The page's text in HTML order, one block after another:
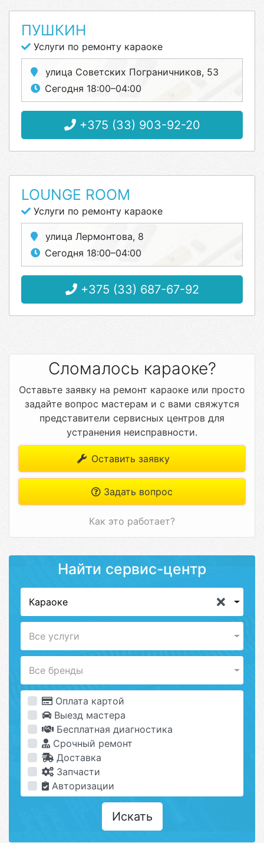
ПУШКИН
Услуги по ремонту караоке
улица Советских Пограничников, 53
Сегодня 18:00–04:00
+375 (33) 903-92-20
LOUNGE ROOM
Услуги по ремонту караоке
улица Лермонтова, 8
Сегодня 18:00–04:00
+375 (33) 687-67-92
Сломалось караоке?
Оставьте заявку на ремонт караоке или просто
задайте вопрос мастерам и с вами свяжутся
представители сервисных центров для
устранения неисправности.
Оставить заявку
Задать вопрос
Как это работает?
Найти сервис-центр
Караоке
Все услуги
Все бренды
Оплата картой
Выезд мастера
Бесплатная диагностика
Срочный ремонт
Доставка
Запчасти
Авторизации
Искать